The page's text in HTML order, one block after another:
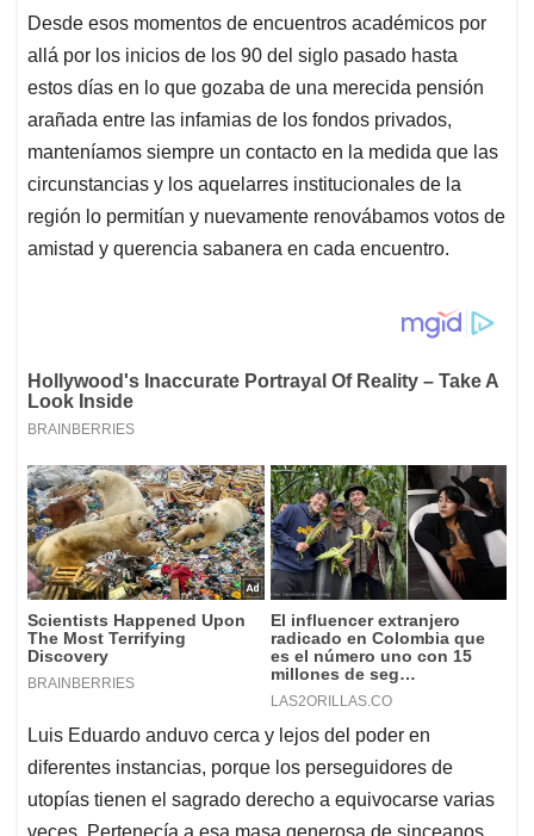
Desde esos momentos de encuentros académicos por
allá por los inicios de los 90 del siglo pasado hasta
estos días en lo que gozaba de una merecida pensión
arañada entre las infamias de los fondos privados,
manteníamos siempre un contacto en la medida que las
circunstancias y los aquelarres institucionales de la
región lo permitían y nuevamente renovábamos votos de
amistad y querencia sabanera en cada encuentro.
Luis Eduardo anduvo cerca y lejos del poder en
diferentes instancias, porque los perseguidores de
utopías tienen el sagrado derecho a equivocarse varias
veces. Pertenecía a esa masa generosa de sinceanos